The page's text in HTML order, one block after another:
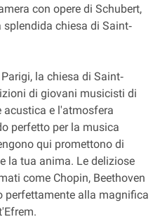
con opere di Schubert,
chiesa di Saint‐
la chiesa di Saint‐
di giovani musicisti di
acustica e l'atmosfera
perfetto per la musica
qui promettono di
la tua anima. Le deliziose
come Chopin, Beethoven
perfettamente alla magnifica